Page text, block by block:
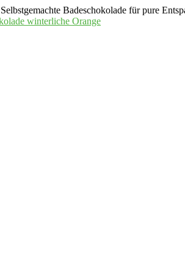
Badeschokolade für pure
winterliche Orange